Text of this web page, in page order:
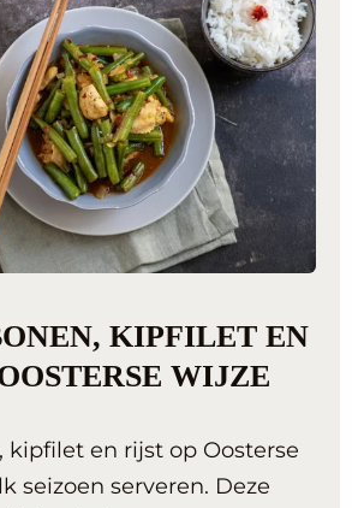
KIPFILET EN
WIJZE
kipfilet en rijst op Oosterse
seizoen serveren. Deze